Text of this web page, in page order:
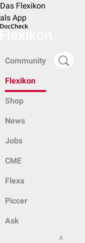
Das Flexikon
als App
Community
Flexikon
Shop
News
Jobs
CME
Flexa
Piccer
Ask
A